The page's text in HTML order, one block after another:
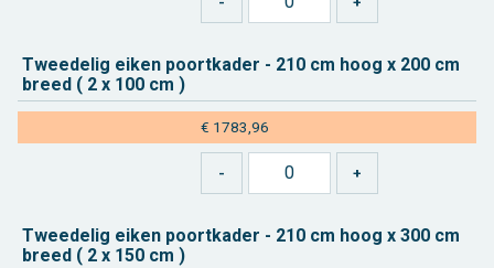
Twee­de­lig eiken poort­ka­der - 210 cm hoog x 200 cm
breed ( 2 x 100 cm )
€ 1783,96
Twee­de­lig eiken poort­ka­der - 210 cm hoog x 300 cm
breed ( 2 x 150 cm )